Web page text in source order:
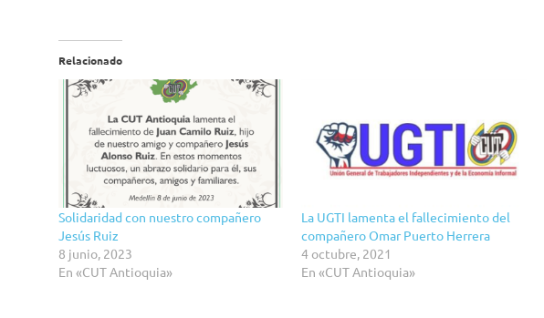
Relacionado
Solidaridad con nuestro compañero
Jesús Ruiz
8 junio, 2023
En «CUT Antioquia»
La UGTI lamenta el fallecimiento del
compañero Omar Puerto Herrera
4 octubre, 2021
En «CUT Antioquia»